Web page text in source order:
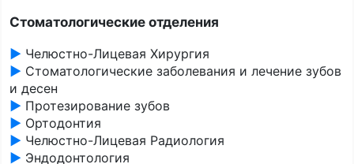
Стоматологические отделения
► Челюстно-Лицевая Хирургия
► Стоматологические заболевания и лечение зубов
и десен
► Протезирование зубов
► Ортодонтия
► Челюстно-Лицевая Радиология
► Эндодонтология